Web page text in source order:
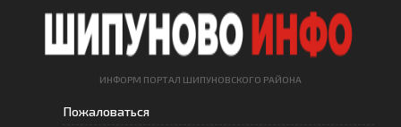
ИНФОРМ ПОРТАЛ ШИПУНОВСКОГО РАЙОНА
Пожаловаться